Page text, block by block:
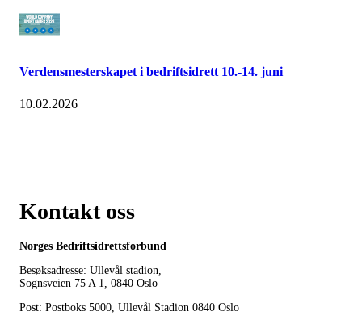
Verdensmesterskapet i bedriftsidrett 10.-14. juni
10.02.2026
Kontakt oss
Norges Bedriftsidrettsforbund
Besøksadresse: Ullevål stadion,
Sognsveien 75 A 1, 0840 Oslo
Post: Postboks 5000, Ullevål Stadion 0840 Oslo